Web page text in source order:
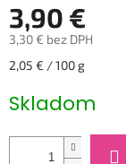
3,90 €
3,30 € bez DPH
Jednotková
2,05 € / 100 g
Skladom